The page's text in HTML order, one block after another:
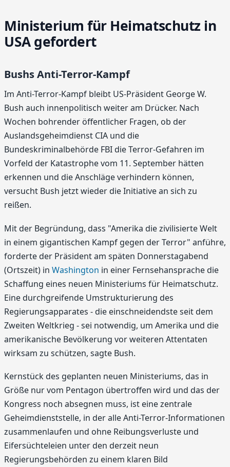
Ministerium für Heimatschutz in
USA gefordert
Bushs Anti-Terror-Kampf
Im Anti-Terror-Kampf bleibt US-Präsident George W.
Bush auch innenpolitisch weiter am Drücker. Nach
Wochen bohrender öffentlicher Fragen, ob der
Auslandsgeheimdienst CIA und die
Bundeskriminalbehörde FBI die Terror-Gefahren im
Vorfeld der Katastrophe vom 11. September hätten
erkennen und die Anschläge verhindern können,
versucht Bush jetzt wieder die Initiative an sich zu
reißen.
Mit der Begründung, dass "Amerika die zivilisierte Welt
in einem gigantischen Kampf gegen der Terror" anführe,
forderte der Präsident am späten Donnerstagabend
(Ortszeit) in Washington in einer Fernsehansprache die
Schaffung eines neuen Ministeriums für Heimatschutz.
Eine durchgreifende Umstrukturierung des
Regierungsapparates - die einschneidendste seit dem
Zweiten Weltkrieg - sei notwendig, um Amerika und die
amerikanische Bevölkerung vor weiteren Attentaten
wirksam zu schützen, sagte Bush.
Kernstück des geplanten neuen Ministeriums, das in
Größe nur vom Pentagon übertroffen wird und das der
Kongress noch absegnen muss, ist eine zentrale
Geheimdienststelle, in der alle Anti-Terror-Informationen
zusammenlaufen und ohne Reibungsverluste und
Eifersüchteleien unter den derzeit neun
Regierungsbehörden zu einem klaren Bild